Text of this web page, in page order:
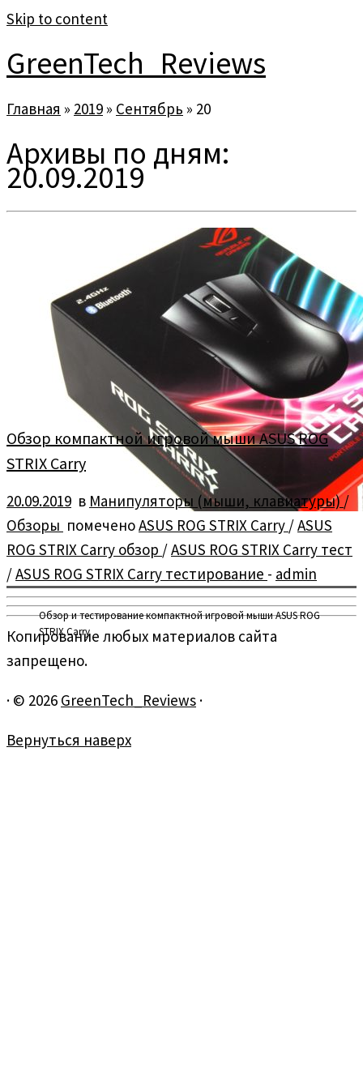
Skip to content
GreenTech_Reviews
Главная » 2019 » Сентябрь » 20
Архивы по дням:
20.09.2019
Обзор и тестирование компактной игровой мыши ASUS ROG
STRIX Carry
Обзор компактной игровой мыши ASUS ROG
STRIX Carry
20.09.2019 в Манипуляторы (мыши, клавиатуры)/
Обзоры помеченоASUS ROG STRIX Carry /ASUS
ROG STRIX Carry обзор /ASUS ROG STRIX Carry тест
/ASUS ROG STRIX Carry тестирование - admin
Копирование любых материалов сайта
запрещено.
· © 2026 GreenTech_Reviews ·
Вернуться наверх